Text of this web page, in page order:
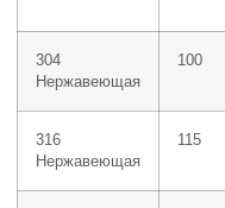
304
Нержавеющая
100
316
Нержавеющая
115